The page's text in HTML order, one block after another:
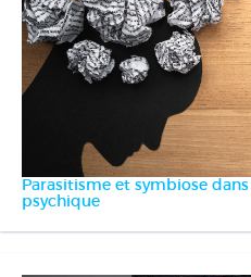
Parasitisme et symbiose
psychique